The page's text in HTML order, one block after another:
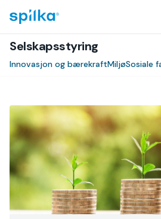
Spilka
Selskapsstyring
Innovasjon og bærekraftMiljøSosiale